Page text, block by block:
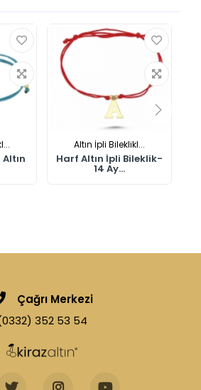
Altın İpli Bileklikl...
Harf Altın İpli Bileklik-
14 Ay...
Çağrı Merkezi
352 53 54